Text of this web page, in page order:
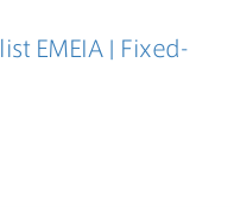
EMEIA | Fixed-